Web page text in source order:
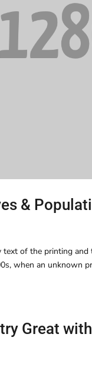
&
of the printing
when an unknown
Great